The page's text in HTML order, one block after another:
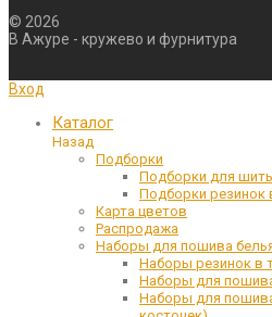
© 2026
В Ажуре - кружево и фурнитура
Вход
Каталог
Назад
Подборки
Подборки для
Подборки резинок
Карта цветов
Распродажа
Наборы для пошива
Наборы резинок в
Наборы для
Наборы для